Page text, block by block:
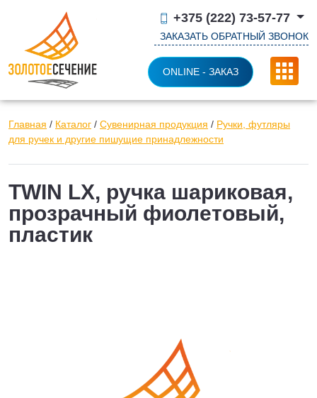
+375 (222) 73-57-77
ЗАКАЗАТЬ ОБРАТНЫЙ ЗВОНОК
ONLINE - ЗАКАЗ
Главная / Каталог / Сувенирная продукция / Ручки, футляры
для ручек и другие пишущие принадлежности
TWIN LX, ручка шариковая,
прозрачный фиолетовый,
пластик